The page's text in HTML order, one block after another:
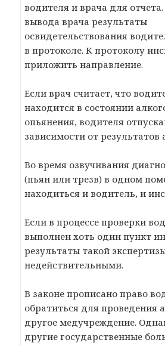
водителя и врача для
вывода врача результаты
освидетельствования
в протоколе. К протоколу
приложить направление.
Если врач считает, что
находится в состоянии
опьянения, водителя
зависимости от результатов
Во время озвучивания
(пьян или трезв) в одном
находиться и водитель, и
Если в процессе проверки
выполнен хоть один пункт
результаты такой
недействительными.
В законе прописано право
обратиться для проведения
другое медучреждение.
другие государственные